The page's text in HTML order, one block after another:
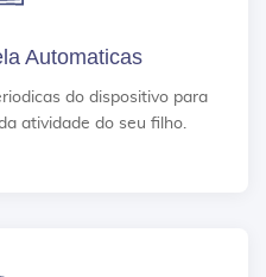
Automaticas
do dispositivo para
atividade do seu filho.